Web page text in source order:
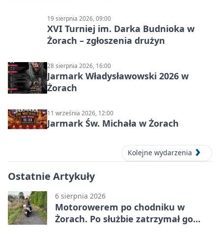
19 sierpnia 2026, 09:00
XVI Turniej im. Darka Budnioka w
Żorach – zgłoszenia drużyn
28 sierpnia 2026, 16:00
Jarmark Władysławowski 2026 w
Żorach
11 września 2026, 12:00
Jarmark Św. Michała w Żorach
Kolejne wydarzenia
Ostatnie Artykuły
6 sierpnia 2026
Motorowerem po chodniku w
Żorach. Po służbie zatrzymał go